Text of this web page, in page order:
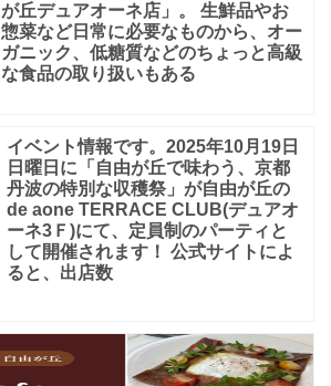
が丘デュアオーネ店」。 生鮮品やお
惣菜など日常に必要なものから、オー
ガニック、低糖質などのちょっと高級
な食品の取り扱いもある
イベント情報です。2025年10月19日
日曜日に「自由が丘で味わう、京都
丹波の特別な収穫祭」が自由が丘の
de aone TERRACE CLUB(デュアオ
ーネ3Ｆ)にて、定員制のパーティと
して開催されます！ 公式サイトによ
ると、出店数